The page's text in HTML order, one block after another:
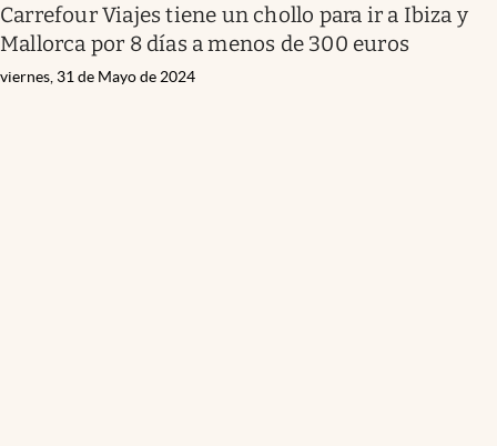
Carrefour Viajes tiene un chollo para ir a Ibiza y
Mallorca por 8 días a menos de 300 euros
viernes, 31 de Mayo de 2024